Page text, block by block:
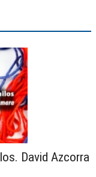
David Azcorra